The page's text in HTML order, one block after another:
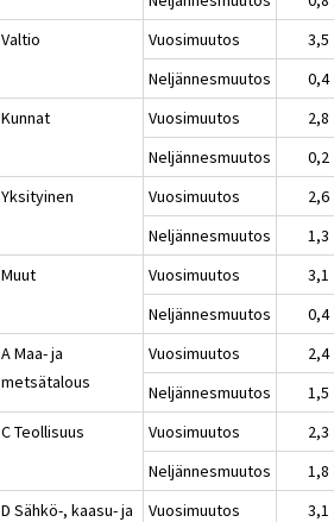
Valtio
Vuosimuutos 3,5
Neljännesmuutos
0,4
Kunnat
Vuosimuutos 2,8
Neljännesmuutos
0,2
Yksityinen
Vuosimuutos 2,6
Neljännesmuutos
1,3
Muut
Vuosimuutos 3,1
Neljännesmuutos
0,4
A Maa- ja
metsätalous
Vuosimuutos 2,4
Neljännesmuutos
1,5
C Teollisuus
Vuosimuutos 2,3
Neljännesmuutos
1,8
D Sähkö-, kaasu- ja
Vuosimuutos 3,1